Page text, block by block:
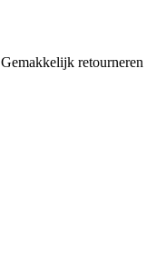
Gemakkelijk retourneren